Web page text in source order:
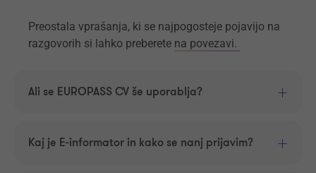
Preostala vprašanja, ki se najpogosteje pojavijo na
razgovorih si lahko preberete na povezavi.
Ali se EUROPASS CV še uporablja?
Kaj je E-informator in kako se nanj prijavim?